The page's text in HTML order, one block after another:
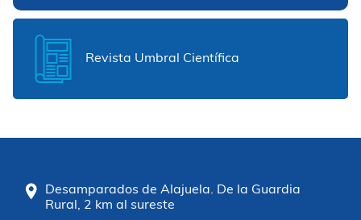
Revista Umbral Científica
Desamparados de Alajuela. De la Guardia
Rural, 2 km al sureste